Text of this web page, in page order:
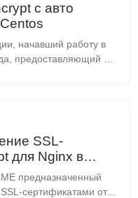
с авто
начавший работу в
предоставляющий
SSL-
для Nginx в
предназначенный
сертификатами от